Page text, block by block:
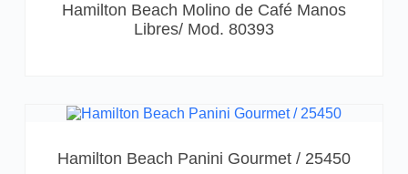
Hamilton Beach Molino de Café Manos
Libres/ Mod. 80393
Hamilton Beach Panini Gourmet / 25450